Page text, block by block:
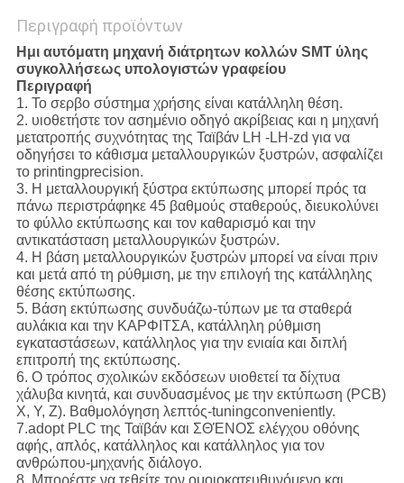
Περιγραφή προϊόντων
Ημι αυτόματη μηχανή διάτρητων κολλών SMT ύλης
συγκολλήσεως υπολογιστών γραφείου
Περιγραφή
1. Το σερβο σύστημα χρήσης είναι κατάλληλη θέση.
2. υιοθετήστε τον ασημένιο οδηγό ακρίβειας και η μηχανή
μετατροπής συχνότητας της Ταϊβάν LH -LH-zd για να
οδηγήσει το κάθισμα μεταλλουργικών ξυστρών, ασφαλίζει
το printingprecision.
3. Η μεταλλουργική ξύστρα εκτύπωσης μπορεί πρός τα
πάνω περιστράφηκε 45 βαθμούς σταθερούς, διευκολύνει
το φύλλο εκτύπωσης και τον καθαρισμό και την
αντικατάσταση μεταλλουργικών ξυστρών.
4. Η βάση μεταλλουργικών ξυστρών μπορεί να είναι πριν
και μετά από τη ρύθμιση, με την επιλογή της κατάλληλης
θέσης εκτύπωσης.
5. Βάση εκτύπωσης συνδυάζω-τύπων με τα σταθερά
αυλάκια και την ΚΑΡΦΙΤΣΑ, κατάλληλη ρύθμιση
εγκαταστάσεων, κατάλληλος για την ενιαία και διπλή
επιτροπή της εκτύπωσης.
6. Ο τρόπος σχολικών εκδόσεων υιοθετεί τα δίχτυα
χάλυβα κινητά, και συνδυασμένος με την εκτύπωση (PCB)
Χ, Υ, Ζ). Βαθμολόγηση λεπτός-tuningconveniently.
7.adopt PLC της Ταϊβάν και ΣΘΈΝΟΣ ελέγχου οθόνης
αφής, απλός, κατάλληλος και κατάλληλος για τον
ανθρώπου-μηχανής διάλογο.